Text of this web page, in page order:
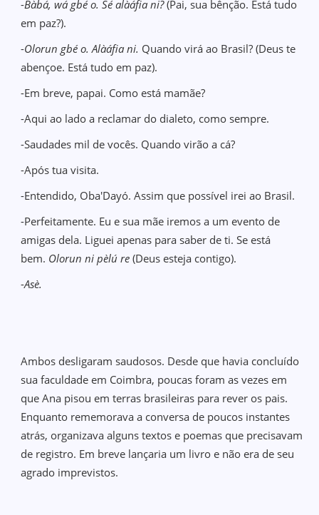
-Bàbá, wá gbé o. Sé alàáfia ni?(Pai, sua bênção. Está tudo
em paz?).
-Olorun gbé o. Alàáfia ni. Quando virá ao Brasil? (Deus te
abençoe. Está tudo em paz).
-Em breve, papai. Como está mamãe?
-Aqui ao lado a reclamar do dialeto, como sempre.
-Saudades mil de vocês. Quando virão a cá?
-Após tua visita.
-Entendido, Oba'Dayó. Assim que possível irei ao Brasil.
-Perfeitamente. Eu e sua mãe iremos a um evento de
amigas dela. Liguei apenas para saber de ti. Se está
bem. Olorun ni pèlú re(Deus esteja contigo).
-Asè.
Ambos desligaram saudosos. Desde que havia concluído
sua faculdade em Coimbra, poucas foram as vezes em
que Ana pisou em terras brasileiras para rever os pais.
Enquanto rememorava a conversa de poucos instantes
atrás, organizava alguns textos e poemas que precisavam
de registro. Em breve lançaria um livro e não era de seu
agrado imprevistos.